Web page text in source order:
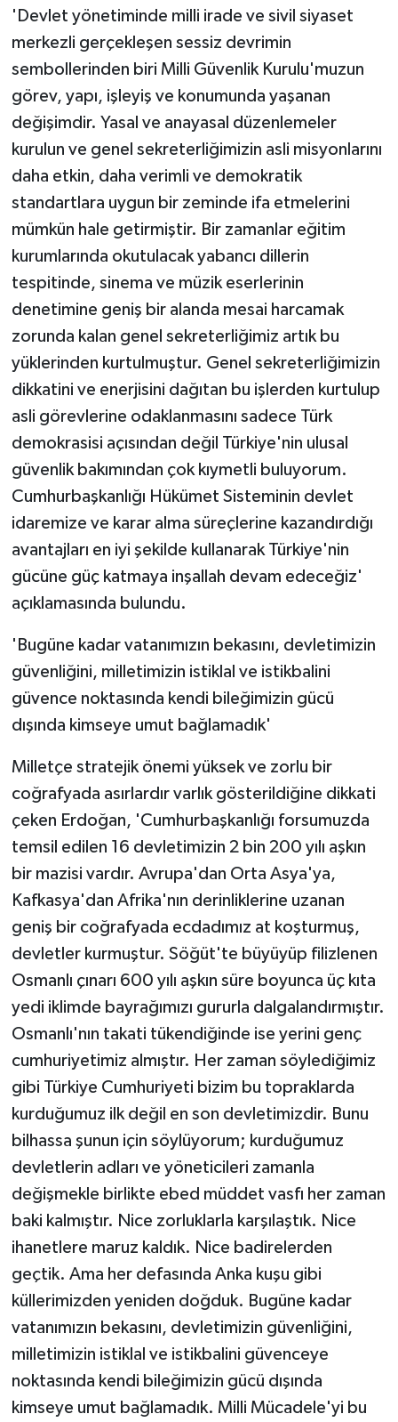
'Devlet yönetiminde milli irade ve sivil siyaset
merkezli gerçekleşen sessiz devrimin
sembollerinden biri Milli Güvenlik Kurulu'muzun
görev, yapı, işleyiş ve konumunda yaşanan
değişimdir. Yasal ve anayasal düzenlemeler
kurulun ve genel sekreterliğimizin asli misyonlarını
daha etkin, daha verimli ve demokratik
standartlara uygun bir zeminde ifa etmelerini
mümkün hale getirmiştir. Bir zamanlar eğitim
kurumlarında okutulacak yabancı dillerin
tespitinde, sinema ve müzik eserlerinin
denetimine geniş bir alanda mesai harcamak
zorunda kalan genel sekreterliğimiz artık bu
yüklerinden kurtulmuştur. Genel sekreterliğimizin
dikkatini ve enerjisini dağıtan bu işlerden kurtulup
asli görevlerine odaklanmasını sadece Türk
demokrasisi açısından değil Türkiye'nin ulusal
güvenlik bakımından çok kıymetli buluyorum.
Cumhurbaşkanlığı Hükümet Sisteminin devlet
idaremize ve karar alma süreçlerine kazandırdığı
avantajları en iyi şekilde kullanarak Türkiye'nin
gücüne güç katmaya inşallah devam edeceğiz'
açıklamasında bulundu.
'Bugüne kadar vatanımızın bekasını, devletimizin
güvenliğini, milletimizin istiklal ve istikbalini
güvence noktasında kendi bileğimizin gücü
dışında kimseye umut bağlamadık'
Milletçe stratejik önemi yüksek ve zorlu bir
coğrafyada asırlardır varlık gösterildiğine dikkati
çeken Erdoğan, 'Cumhurbaşkanlığı forsumuzda
temsil edilen 16 devletimizin 2 bin 200 yılı aşkın
bir mazisi vardır. Avrupa'dan Orta Asya'ya,
Kafkasya'dan Afrika'nın derinliklerine uzanan
geniş bir coğrafyada ecdadımız at koşturmuş,
devletler kurmuştur. Söğüt'te büyüyüp filizlenen
Osmanlı çınarı 600 yılı aşkın süre boyunca üç kıta
yedi iklimde bayrağımızı gururla dalgalandırmıştır.
Osmanlı'nın takati tükendiğinde ise yerini genç
cumhuriyetimiz almıştır. Her zaman söylediğimiz
gibi Türkiye Cumhuriyeti bizim bu topraklarda
kurduğumuz ilk değil en son devletimizdir. Bunu
bilhassa şunun için söylüyorum; kurduğumuz
devletlerin adları ve yöneticileri zamanla
değişmekle birlikte ebed müddet vasfı her zaman
baki kalmıştır. Nice zorluklarla karşılaştık. Nice
ihanetlere maruz kaldık. Nice badirelerden
geçtik. Ama her defasında Anka kuşu gibi
küllerimizden yeniden doğduk. Bugüne kadar
vatanımızın bekasını, devletimizin güvenliğini,
milletimizin istiklal ve istikbalini güvenceye
noktasında kendi bileğimizin gücü dışında
kimseye umut bağlamadık. Milli Mücadele'yi bu